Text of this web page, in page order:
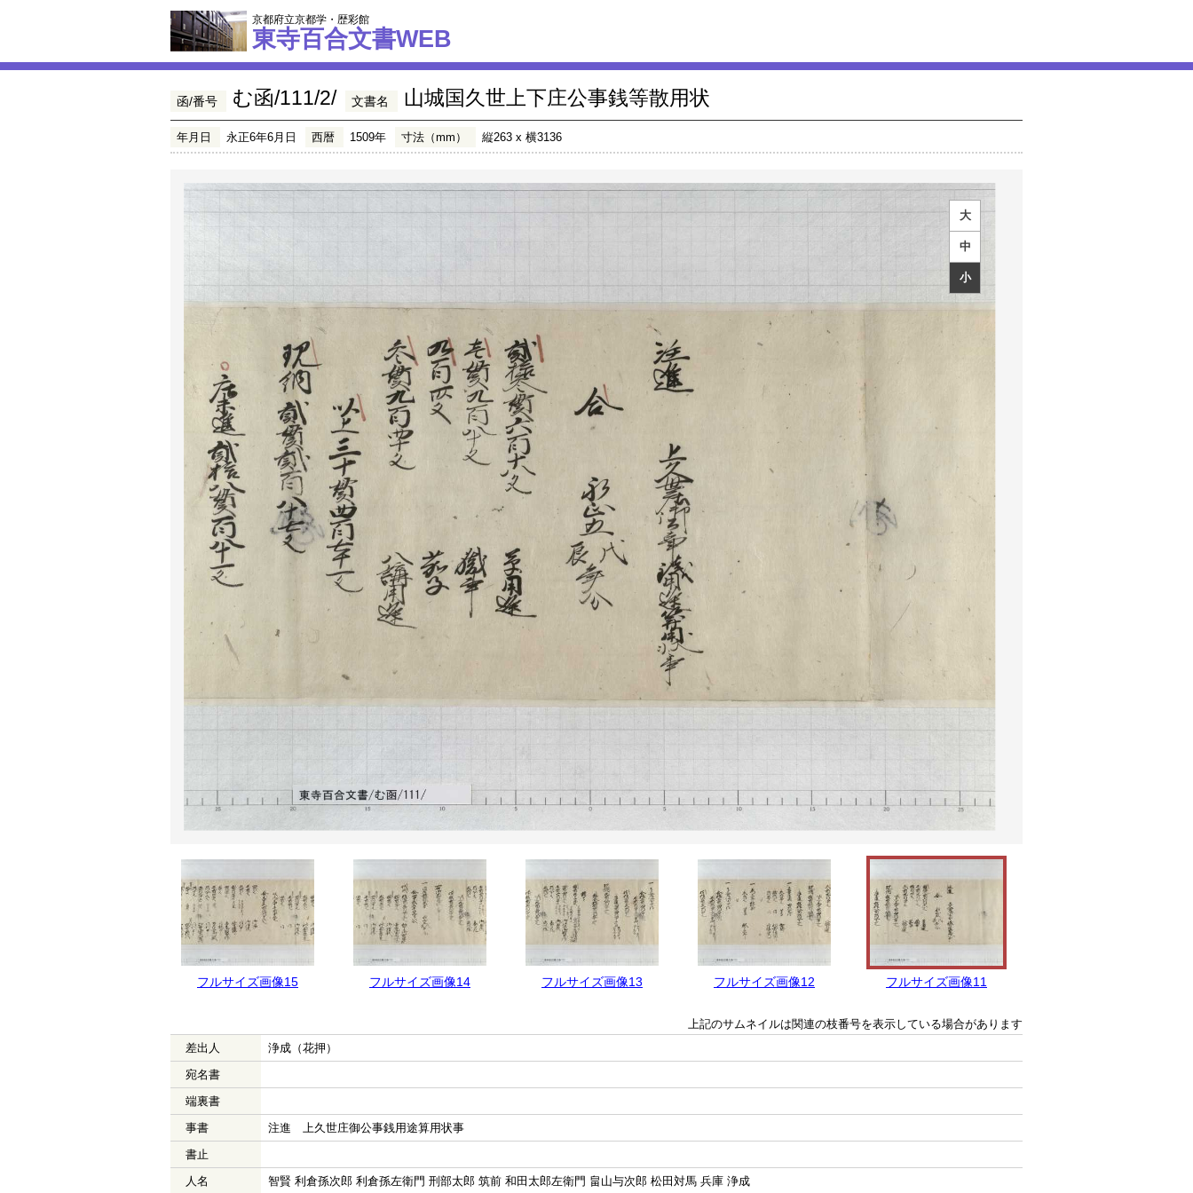
京都府立京都学・歴彩館
東寺百合文書WEB
函/番号 む函/111/2/ 文書名 山城国久世上下庄公事銭等散用状
年月日 永正6年6月日 西暦 1509年 寸法（mm） 縦263 x 横3136
大
中
小
フルサイズ画像15 フルサイズ画像14 フルサイズ画像13 フルサイズ画像12 フルサイズ画像11
上記のサムネイルは関連の枝番号を表示している場合があります
差出人
浄成（花押）
宛名書
端裏書
事書
注進 上久世庄御公事銭用途算用状事
書止
人名
智賢 利倉孫次郎 利倉孫左衛門 刑部太郎 筑前 和田太郎左衛門 畠山与次郎 松田対馬 兵庫 浄成